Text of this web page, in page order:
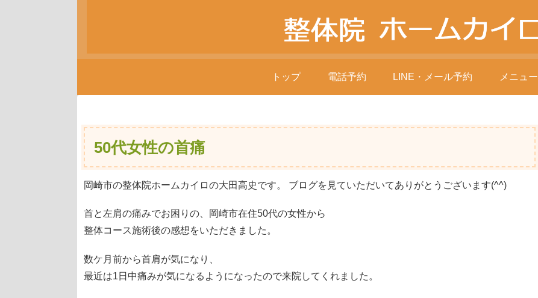
トップ 電話予約 LINE・メール予約 メニュー
50代女性の首痛
岡崎市の整体院ホームカイロの大田高史です。 ブログを見ていただいてありがとうございます(^^)
首と左肩の痛みでお困りの、岡崎市在住50代の女性から
整体コース施術後の感想をいただきました。
数ケ月前から首肩が気になり、
最近は1日中痛みが気になるようになったので来院してくれました。